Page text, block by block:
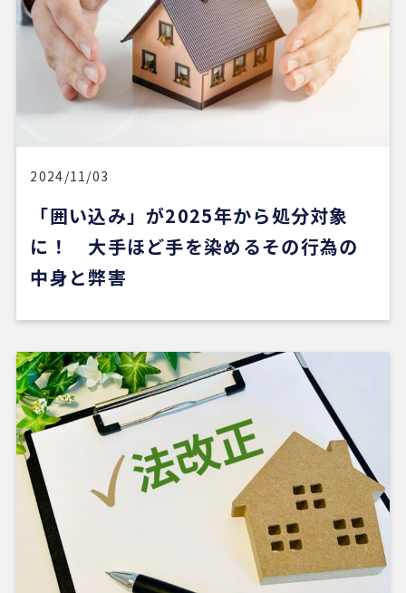
5 か月前
新しい自宅の購入でお世話になりました。仲介手数
料が無料だったのが素晴らしいです。担当の方（中
際してゴリ押しもなく、気になる物件についてフラ
た。おすすめです。
※Google口コミより他の口コミを見る
2024/11/03
「囲い込み」が2025年から処分対象
に！ 大手ほど手を染めるその行為の
中身と弊害